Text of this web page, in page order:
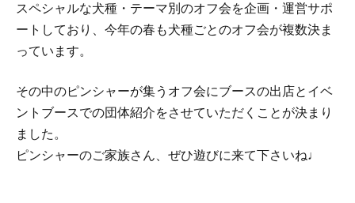
スペシャルな犬種・テーマ別のオフ会を企画・運営サポ
ートしており、今年の春も犬種ごとのオフ会が複数決ま
っています。
その中のピンシャーが集うオフ会にブースの出店とイベ
ントブースでの団体紹介をさせていただくことが決まり
ました。
ピンシャーのご家族さん、ぜひ遊びに来て下さいね♩